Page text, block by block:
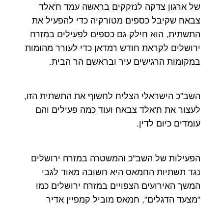
של ארגון צדקה לנזקקים בראשה עמד ח'אלד
צבאח שקיבל כספים מטורקיה כדי להפעיל את
התשתית, הוא חילק גם כספים לפעילים במזרח
ירושלים לקראת חודש רמדאן כדי לעורר מהומות
במקומות הרגישים עיר ובראשם הר הבית.
השב"כ הישראלי הצליח לחשוף את התשתית הזו,
לעצור את ח'אלד צבאח ועוד כמה פעילים והם
עומדים כיום לדין.
הפעילות של השב"כ והמשטרה במזרח ירושלים
נגד תשתיות החמאס היא חשובה מאוד לגבי
המשך האירועים הצפויים במזרח ירושלים כמו
"מצעד הדגלים", חמאס מוביל קמפיין אדיר